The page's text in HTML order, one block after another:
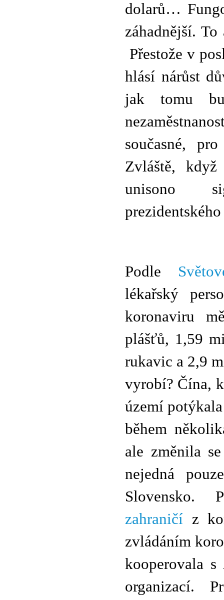
dolarů…
záhadnější.
Přestože v
hlásí nárůst
jak tomu
současné,
Zvláště,
unisono
Podle
lékařský
koronaviru
plášťů, 1,59
rukavic a 2,9
vyrobí? Čína,
území
během
ale změnila
nejedná
zahraničí z
zvládáním
kooperovala
organizací.